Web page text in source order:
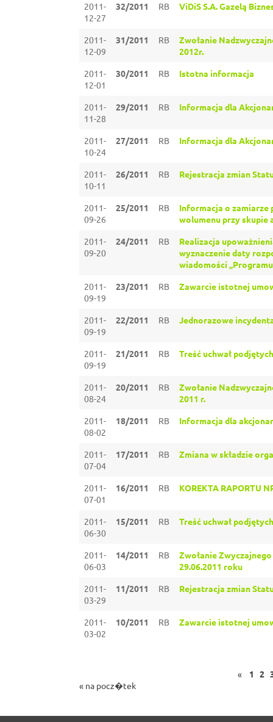
2011-
12-27
32/2011 RB ViDiS S.A. Gazelą
2011-
12-09
31/2011 RB
Zwołanie
2012r.
2011-
12-01
30/2011 RB Istotna informacja
2011-
11-28
29/2011 RB Informacja dla
2011-
10-24
27/2011 RB Informacja dla
2011-
10-11
26/2011 RB Rejestracja zmian
2011-
09-26
25/2011 RB
Informacja o zamiarze
wolumenu przy skupie
2011-
09-20
24/2011 RB
Realizacja
wyznaczenie daty
wiadomości
2011-
09-19
23/2011 RB Zawarcie istotnej
2011-
09-19
22/2011 RB Jednorazowe
2011-
09-19
21/2011 RB Treść uchwał
2011-
08-24
20/2011 RB
Zwołanie
2011 r.
2011-
08-02
18/2011 RB Informacja dla
2011-
07-04
17/2011 RB Zmiana w składzie
2011-
07-01
16/2011 RB KOREKTA RAPORTU
2011-
06-30
15/2011 RB Treść uchwał
2011-
06-03
14/2011 RB
Zwołanie
29.06.2011 roku
2011-
03-29
11/2011 RB Rejestracja zmian
2011-
03-02
10/2011 RB Zawarcie istotnej
« 1 2
« na pocz�tek